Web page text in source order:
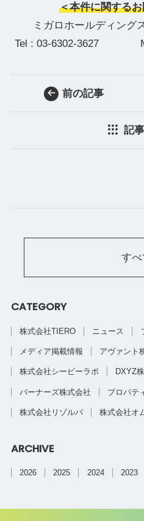
＜本件に関する
ミガロホールディン
Tel : 03-6302-3627
前の記事
記
すべ
CATEGORY
株式会社TIERO ニュース
メディア掲載情報 アヴァント
株式会社シービーラボ DXYZ
バーナーズ株式会社 プロパテ
株式会社リゾルバ 株式会社オ
ARCHIVE
2026 2025 2024 2023